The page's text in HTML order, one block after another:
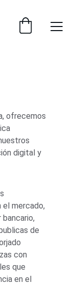
ofrecemos
digital y
el mercado,
de
con
que
en el